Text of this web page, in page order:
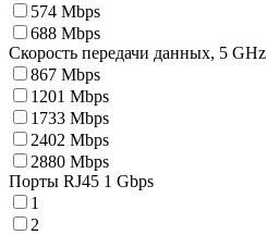
574 Mbps
688 Mbps
Скорость передачи данных, 5 GHz
867 Mbps
1201 Mbps
1733 Mbps
2402 Mbps
2880 Mbps
Порты RJ45 1 Gbps
1
2